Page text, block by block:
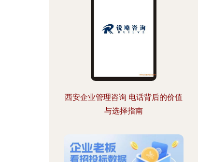
西安企业管理咨询 电话背后的价值
与选择指南